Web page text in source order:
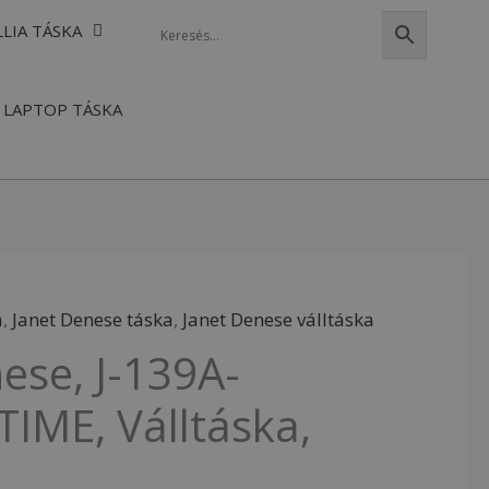
TÁSKA
LAPTOP TÁSKA
, Janet Denese táska, Janet Denese válltáska
J-139A-
Válltáska,